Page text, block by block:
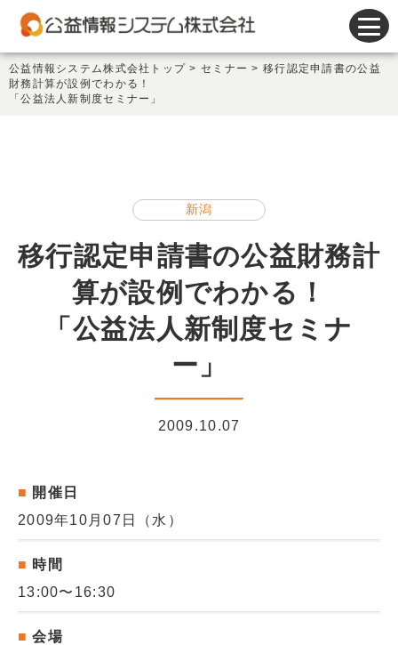
会計システム
人事給与システム
会社情報
ブログ
講師マイページ
公益情報システム株式会社トップ > セミナー >移行認定申請書の公益
財務計算が設例でわかる！
「公益法人新制度セミナー」
新潟
移行認定申請書の公益財務計
算が設例でわかる！
「公益法人新制度セミナ
ー」
2009.10.07
開催日
2009年10月07日（水）
時間
13:00〜16:30
会場